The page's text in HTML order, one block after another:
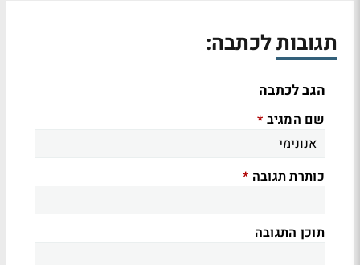
תגובות לכתבה:
הגב לכתבה
שם המגיב *
כותרת תגובה *
תוכן התגובה